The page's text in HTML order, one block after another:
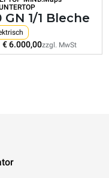
GN 1/1 Bleche
€ 6.000,00zzgl. MwSt